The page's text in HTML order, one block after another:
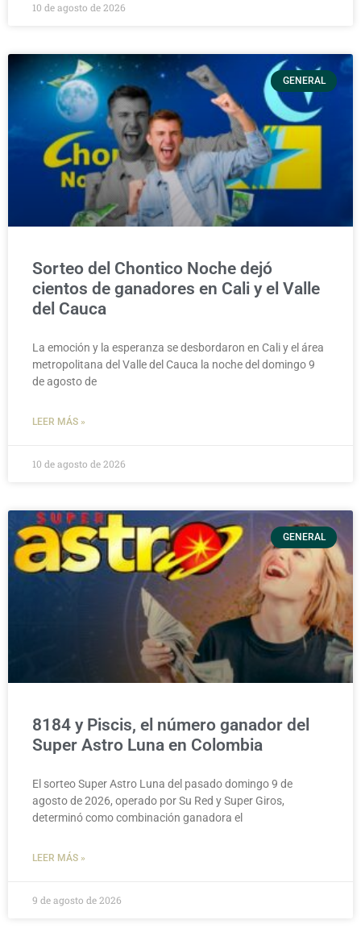
10 de agosto de 2026
GENERAL
Sorteo del Chontico Noche dejó
cientos de ganadores en Cali y el Valle
del Cauca
La emoción y la esperanza se desbordaron en Cali y el área
metropolitana del Valle del Cauca la noche del domingo 9
de agosto de
LEER MÁS »
10 de agosto de 2026
GENERAL
8184 y Piscis, el número ganador del
Super Astro Luna en Colombia
El sorteo Super Astro Luna del pasado domingo 9 de
agosto de 2026, operado por Su Red y Super Giros,
determinó como combinación ganadora el
LEER MÁS »
9 de agosto de 2026